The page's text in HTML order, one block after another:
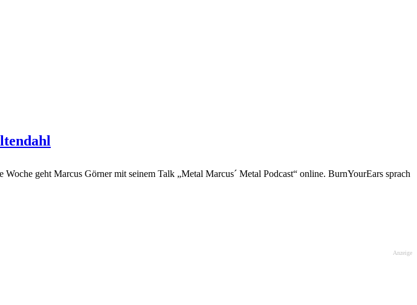
Woche geht Marcus Görner mit seinem Talk „Metal Marcus´ Metal Podcast“ online. BurnYourEars sprach
Anzeige